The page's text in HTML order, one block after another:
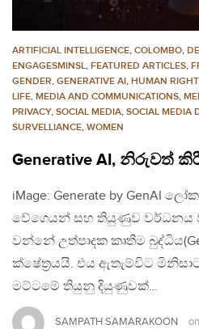
ARTIFICIAL INTELLIGENCE, COLOMBO,
ENGAGESMINSL, FEATURED ARTICLES,
GENDER, GENERATIVE AI, HUMAN
LIFE, MEDIA AND COMMUNICATIONS,
PRIVACY, SOCIAL MEDIA, SOCIAL MEDIA
SURVELLIANCE, WOMEN
Generative AI, නිරුවත්
iMage: Generate by GenAI
වේගෙයන් සහ තියුණුව වර්ධනය
වන්නේ උත්පාදක කෘතීම
ක්ෂේත්‍රයයි. එය ඇතැම්විට
මට්ටමේ තියුනු දියුණුවක්…
SAMPATH SAMARAKOON on